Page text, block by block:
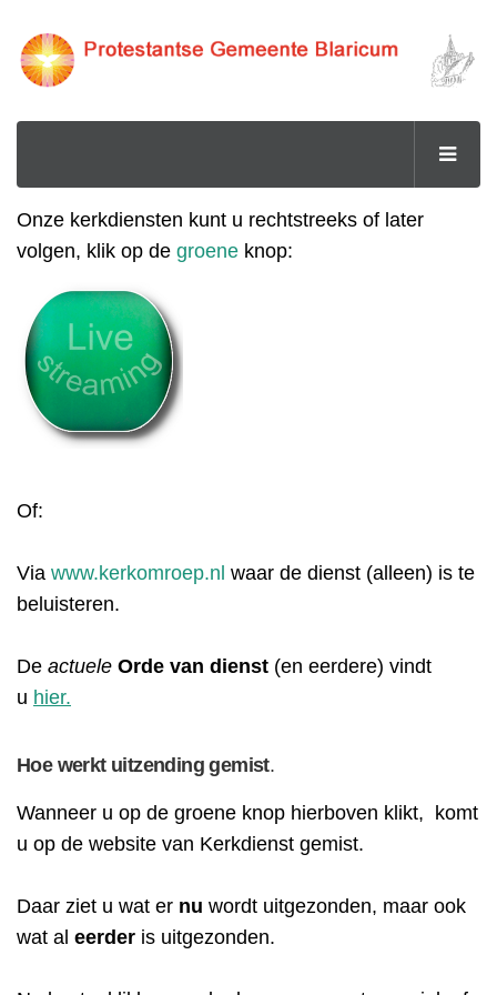
Onze kerkdiensten kunt u rechtstreeks of later
volgen, klik op de groene knop:
Of:
Via www.kerkomroep.nl waar de dienst (alleen) is te
beluisteren.
De actuele Orde van dienst (en eerdere) vindt
u hier.
Hoe werkt uitzending gemist.
Wanneer u op de groene knop hierboven klikt, komt
u op de website van Kerkdienst gemist.
Daar ziet u wat er nu wordt uitgezonden, maar ook
wat al eerder is uitgezonden.